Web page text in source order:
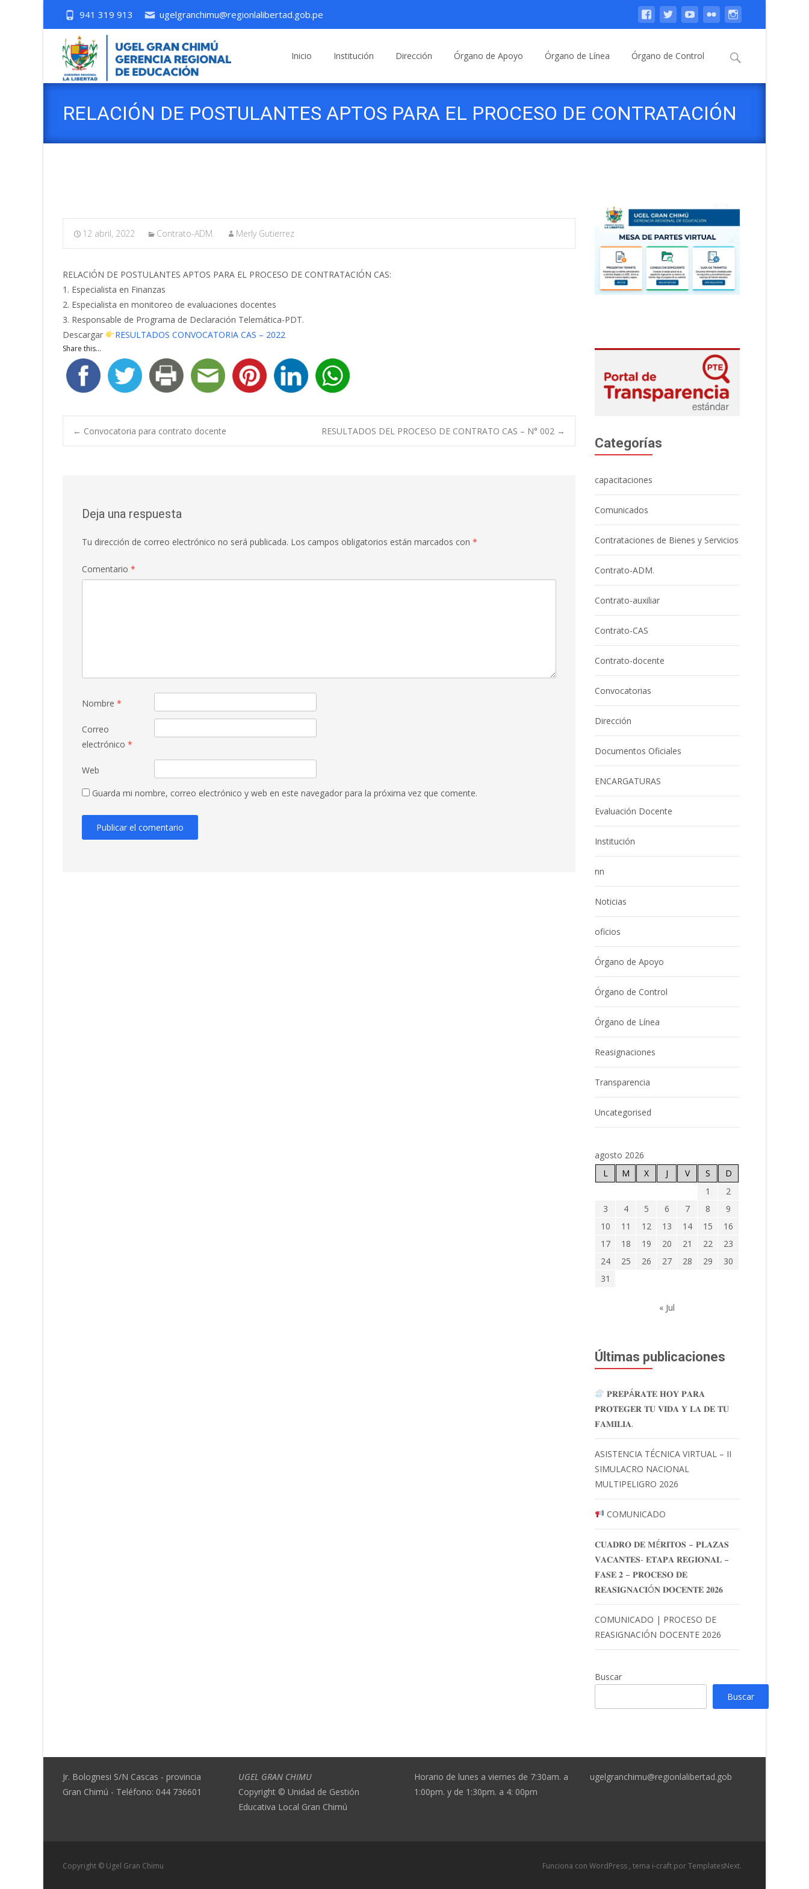
941 319 913 ugelgranchimu@regionlalibertad.gob.pe
Inicio Institución Dirección Órgano de Apoyo Órgano de Línea Órgano de Control Buscar:
RELACIÓN DE POSTULANTES APTOS PARA EL PROCESO DE CONTRATACIÓN
12 abril, 2022 Contrato-ADM. Merly Gutierrez
RELACIÓN DE POSTULANTES APTOS PARA EL PROCESO DE CONTRATACIÓN CAS:
1. Especialista en Finanzas
2. Especialista en monitoreo de evaluaciones docentes
3. Responsable de Programa de Declaración Telemática-PDT.
Descargar
RESULTADOS CONVOCATORIA CAS – 2022
Share this...
Navegación
entradas
← Convocatoria para contrato docente RESULTADOS DEL PROCESO DE CONTRATO CAS – N° 002 →
Deja una respuesta
Tu dirección de correo electrónico no será publicada. Los campos obligatorios están marcados con *
Comentario *
Nombre *
Correo
electrónico *
Web
Guarda mi nombre, correo electrónico y web en este navegador para la próxima vez que comente.
Categorías
capacitaciones
Comunicados
Contrataciones de Bienes y Servicios
Contrato-ADM.
Contrato-auxiliar
Contrato-CAS
Contrato-docente
Convocatorias
Dirección
Documentos Oficiales
ENCARGATURAS
Evaluación Docente
Institución
nn
Noticias
oficios
Órgano de Apoyo
Órgano de Control
Órgano de Línea
Reasignaciones
Transparencia
Uncategorised
agosto 2026
L
M X J V S
D
1
2
3
4 5 6 7 8
9
10
11 12 13 14 15
16
17
18 19 20 21 22
23
24
25 26 27 28 29
30
31
« Jul
Últimas publicaciones
𝐏𝐑𝐄𝐏Á𝐑𝐀𝐓𝐄 𝐇𝐎𝐘 𝐏𝐀𝐑𝐀
𝐏𝐑𝐎𝐓𝐄𝐆𝐄𝐑 𝐓𝐔 𝐕𝐈𝐃𝐀 𝐘 𝐋𝐀 𝐃𝐄 𝐓𝐔
𝐅𝐀𝐌𝐈𝐋𝐈𝐀.
ASISTENCIA TÉCNICA VIRTUAL – II
SIMULACRO NACIONAL
MULTIPELIGRO 2026
COMUNICADO
𝐂𝐔𝐀𝐃𝐑𝐎 𝐃𝐄 𝐌É𝐑𝐈𝐓𝐎𝐒 – 𝐏𝐋𝐀𝐙𝐀𝐒
𝐕𝐀𝐂𝐀𝐍𝐓𝐄𝐒- 𝐄𝐓𝐀𝐏𝐀 𝐑𝐄𝐆𝐈𝐎𝐍𝐀𝐋 –
𝐅𝐀𝐒𝐄 𝟐 – 𝐏𝐑𝐎𝐂𝐄𝐒𝐎 𝐃𝐄
𝐑𝐄𝐀𝐒𝐈𝐆𝐍𝐀𝐂𝐈Ó𝐍 𝐃𝐎𝐂𝐄𝐍𝐓𝐄 𝟐𝟎𝟐𝟔
COMUNICADO | PROCESO DE
REASIGNACIÓN DOCENTE 2026
Buscar
Buscar
Jr. Bolognesi S/N Cascas - provincia
Gran Chimú - Teléfono: 044 736601
UGEL GRAN CHIMU
Copyright © Unidad de Gestión
Educativa Local Gran Chimú
Horario de lunes a viernes de 7:30am. a
1:00pm. y de 1:30pm. a 4: 00pm
ugelgranchimu@regionlalibertad.gob
Copyright © Ugel Gran Chimu Funciona con WordPress , tema i-craft por TemplatesNext.